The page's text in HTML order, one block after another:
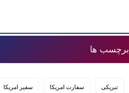
برچسب ها
تبریکی سفارت امریکا سفیر امریکا